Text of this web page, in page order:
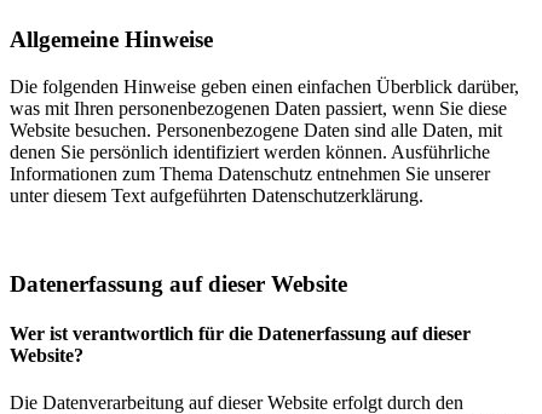
Allgemeine Hinweise
Die folgenden Hinweise geben einen einfachen Überblick darüber,
was mit Ihren personenbezogenen Daten passiert, wenn Sie diese
Website besuchen. Personenbezogene Daten sind alle Daten, mit
denen Sie persönlich identifiziert werden können. Ausführliche
Informationen zum Thema Datenschutz entnehmen Sie unserer
unter diesem Text aufgeführten Datenschutzerklärung.
Datenerfassung auf dieser Website
Wer ist verantwortlich für die Datenerfassung auf dieser
Website?
Die Datenverarbeitung auf dieser Website erfolgt durch den